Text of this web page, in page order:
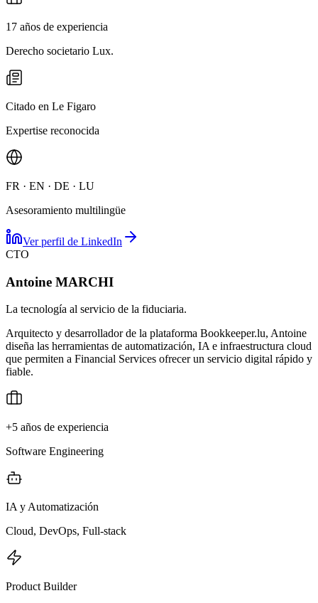
17 años de experiencia
Derecho societario Lux.
Citado en Le Figaro
Expertise reconocida
FR · EN · DE · LU
Asesoramiento multilingüe
Ver perfil de LinkedIn
CTO
Antoine MARCHI
La tecnología al servicio de la fiduciaria.
Arquitecto y desarrollador de la plataforma Bookkeeper.lu, Antoine
diseña las herramientas de automatización, IA e infraestructura cloud
que permiten a Financial Services ofrecer un servicio digital rápido y
fiable.
+5 años de experiencia
Software Engineering
IA y Automatización
Cloud, DevOps, Full-stack
Product Builder